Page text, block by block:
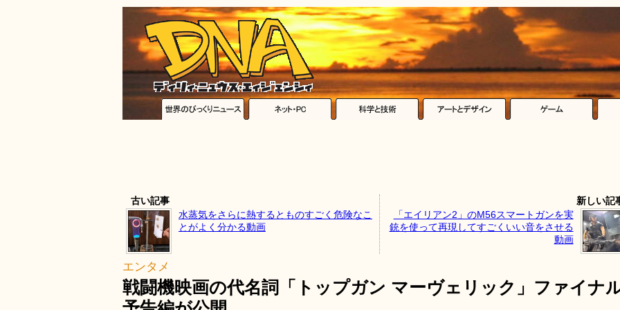
古い記事
水蒸気をさらに熱するとものすごく危険なこ
とがよく分かる動画
新しい記
「エイリアン2」のM56スマートガンを実
銃を使って再現してすごくいい音をさせる
動画
エンタメ
戦闘機映画の代名詞「トップガン マーヴェリック」ファイナ